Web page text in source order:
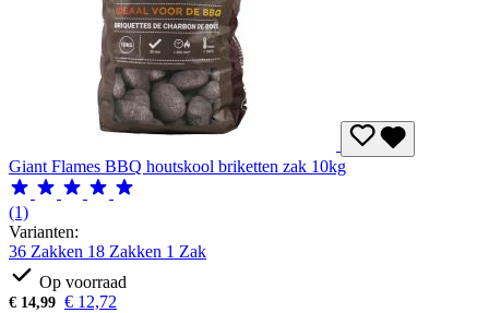
Giant Flames BBQ houtskool briketten zak 10kg
(1)
Varianten:
36 Zakken 18 Zakken 1 Zak
Op voorraad
€ 14,99 € 12,72